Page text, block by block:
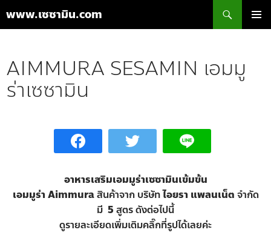
www.เซซามิน.com
เนื้อหา
AIMMURA SESAMIN เอมมู
ร่าเซซามิน
อาหารเสริมเอมมูร่าเซซามินเข้มข้น
เอมมูร่า Aimmuraสินค้าจาก บริษัทไอยรา แพลนเน็ต จำกัด
มี 5 สูตร ดังต่อไปนี้
ดูรายละเอียดเพิ่มเติมคลิ๊กที่รูปได้เลยค่ะ